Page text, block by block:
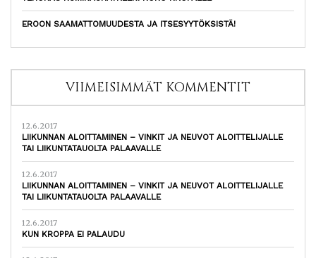
EROON SAAMATTOMUUDESTA JA ITSESYYTÖKSISTÄ!
VIIMEISIMMÄT KOMMENTIT
12.6.2017
LIIKUNNAN ALOITTAMINEN – VINKIT JA NEUVOT ALOITTELIJALLE
TAI LIIKUNTATAUOLTA PALAAVALLE
12.6.2017
LIIKUNNAN ALOITTAMINEN – VINKIT JA NEUVOT ALOITTELIJALLE
TAI LIIKUNTATAUOLTA PALAAVALLE
12.6.2017
KUN KROPPA EI PALAUDU